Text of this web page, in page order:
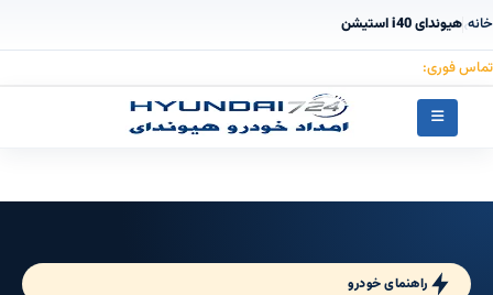
خانه›هیوندای i40 استیشن
تماس فوری:
راهنمای خودرو